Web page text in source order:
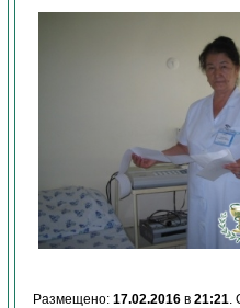
Размещено: 17.02.2016 в 21:21